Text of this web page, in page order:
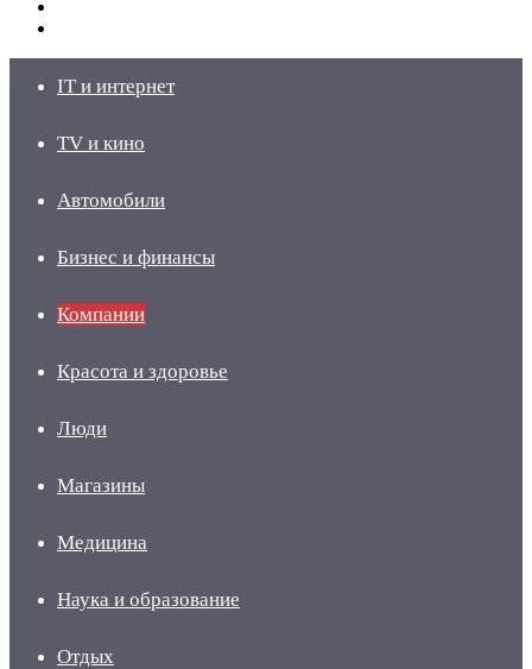
IT и интернет
TV и кино
Автомобили
Бизнес и финансы
Компании
Красота и здоровье
Люди
Магазины
Медицина
Наука и образование
Отдых